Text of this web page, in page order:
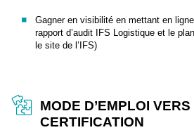
Gagner en visibilité en mettant en
rapport d’audit IFS Logistique et le
le site de l’IFS)
MODE D’EMPLOI
CERTIFICATION